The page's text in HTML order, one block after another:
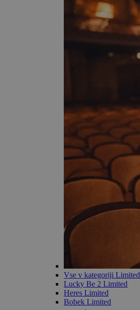
Vse v kategoriji Limited
Lucky Be 2 Limited
Heres Limited
Bobek Limited